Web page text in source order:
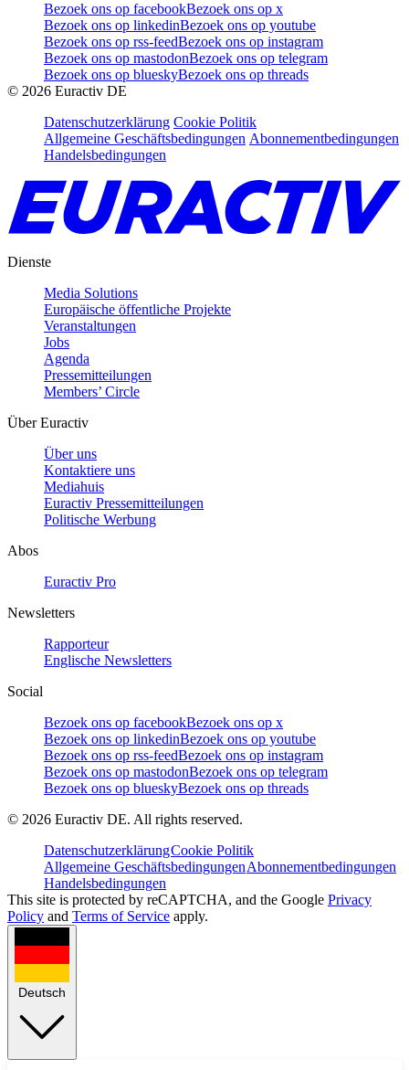
Bezoek ons op facebookBezoek ons op x
Bezoek ons op linkedinBezoek ons op youtube
Bezoek ons op rss-feedBezoek ons op instagram
Bezoek ons op mastodonBezoek ons op telegram
Bezoek ons op blueskyBezoek ons op threads
© 2026 Euractiv DE
Datenschutzerklärung Cookie Politik
Allgemeine Geschäftsbedingungen Abonnementbedingungen
Handelsbedingungen
Dienste
Media Solutions
Europäische öffentliche Projekte
Veranstaltungen
Jobs
Agenda
Pressemitteilungen
Members’ Circle
Über Euractiv
Über uns
Kontaktiere uns
Mediahuis
Euractiv Pressemitteilungen
Politische Werbung
Abos
Euractiv Pro
Newsletters
Rapporteur
Englische Newsletters
Social
Bezoek ons op facebookBezoek ons op x
Bezoek ons op linkedinBezoek ons op youtube
Bezoek ons op rss-feedBezoek ons op instagram
Bezoek ons op mastodonBezoek ons op telegram
Bezoek ons op blueskyBezoek ons op threads
© 2026 Euractiv DE. All rights reserved.
DatenschutzerklärungCookie Politik
Allgemeine GeschäftsbedingungenAbonnementbedingungen
Handelsbedingungen
This site is protected by reCAPTCHA, and the Google Privacy
Policy and Terms of Service apply.
Deutsch